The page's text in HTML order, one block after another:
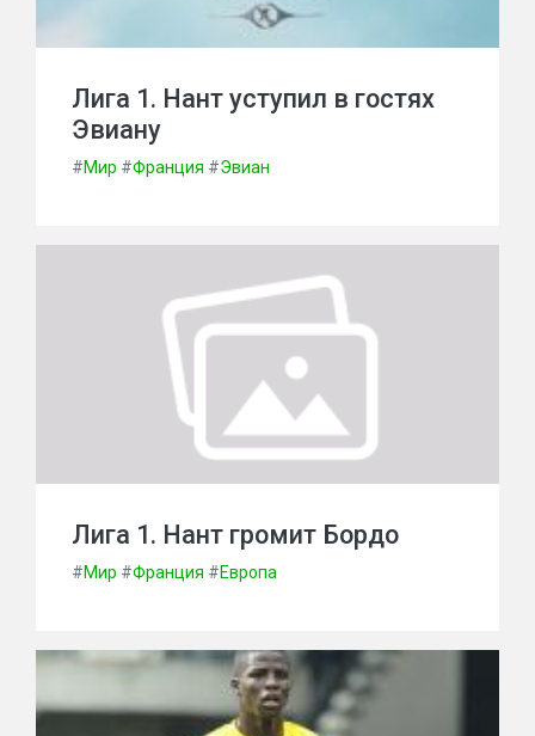
Лига 1. Нант уступил в гостях
Эвиану
#Мир #Франция #Эвиан
Лига 1. Нант громит Бордо
#Мир #Франция #Европа